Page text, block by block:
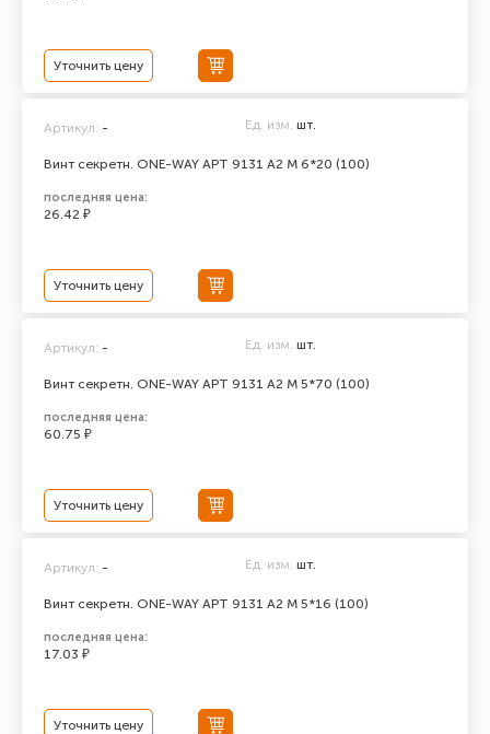
Уточнить цену
Винт секретн. ONE-WAY АРТ 9131 А2 M 6*20 (100)
Артикул: - Ед. изм. шт.
последняя цена:
26.42 ₽
Уточнить цену
Винт секретн. ONE-WAY АРТ 9131 А2 M 5*70 (100)
Артикул: - Ед. изм. шт.
последняя цена:
60.75 ₽
Уточнить цену
Винт секретн. ONE-WAY АРТ 9131 А2 M 5*16 (100)
Артикул: - Ед. изм. шт.
последняя цена:
17.03 ₽
Уточнить цену